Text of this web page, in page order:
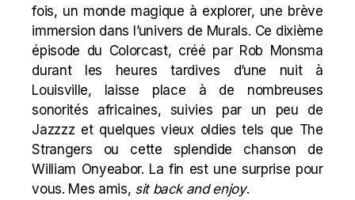
fois, un monde magique à explorer, une brève
immersion dans l’univers de Murals. Ce dixième
épisode du Colorcast, créé par Rob Monsma
durant les heures tardives d’une nuit à
Louisville, laisse place à de nombreuses
sonorités africaines, suivies par un peu de
Jazzzz et quelques vieux oldies tels que The
Strangers ou cette splendide chanson de
William Onyeabor. La fin est une surprise pour
vous. Mes amis, sit back and enjoy.